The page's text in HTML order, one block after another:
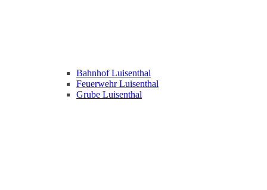
Bahnhof Luisenthal
Feuerwehr Luisenthal
Grube Luisenthal